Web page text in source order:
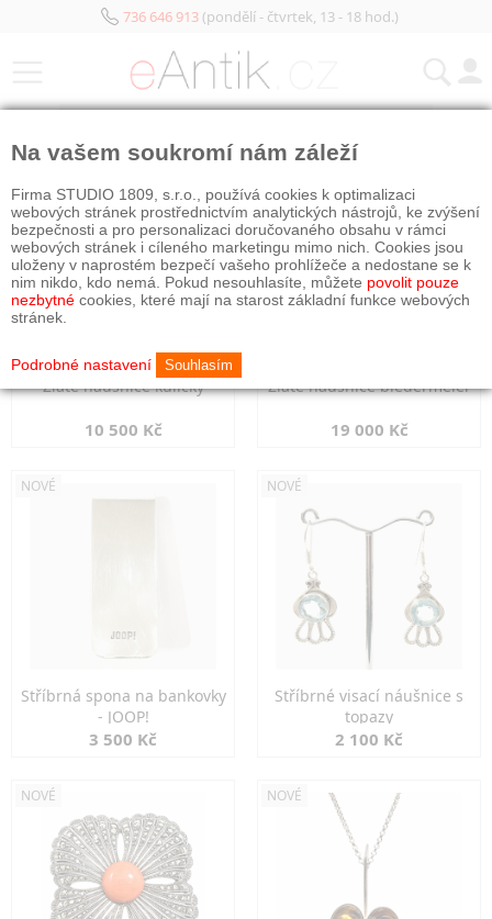
736 646 913(pondělí - čtvrtek, 13 - 18 hod.)
Zlaté náušnice kuličky
10 500 Kč
Zlaté náušnice biedermeier
19 000 Kč
NOVÉ
Stříbrná spona na bankovky
- JOOP!
3 500 Kč
NOVÉ
Stříbrné visací náušnice s
topazy
2 100 Kč
NOVÉ NOVÉ
Na vašem soukromí nám záleží
Firma STUDIO 1809, s.r.o., používá cookies k optimalizaci
webových stránek prostřednictvím analytických nástrojů, ke zvýšení
bezpečnosti a pro personalizaci doručovaného obsahu v rámci
webových stránek i cíleného marketingu mimo nich. Cookies jsou
uloženy v naprostém bezpečí vašeho prohlížeče a nedostane se k
nim nikdo, kdo nemá. Pokud nesouhlasíte, můžete povolit pouze
nezbytné cookies, které mají na starost základní funkce webových
stránek.
Podrobné nastavení Souhlasím